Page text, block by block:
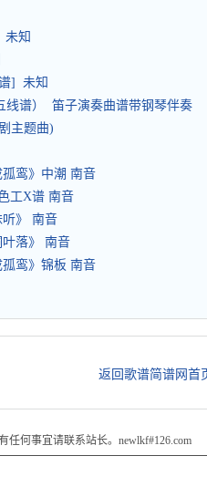
未知
] 未知
线谱） 笛子演奏曲谱带钢琴伴奏
主题曲)
鸾》中潮 南音
工X谱 南音
》 南音
落》 南音
鸾》锦板 南音
返回歌谱简谱网首
何事宜请联系站长。newlkf#126.com